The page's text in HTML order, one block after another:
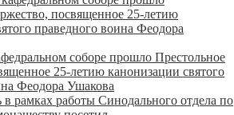
соборе прошло Престольное
25-летию канонизации святого
Феодора Ушакова